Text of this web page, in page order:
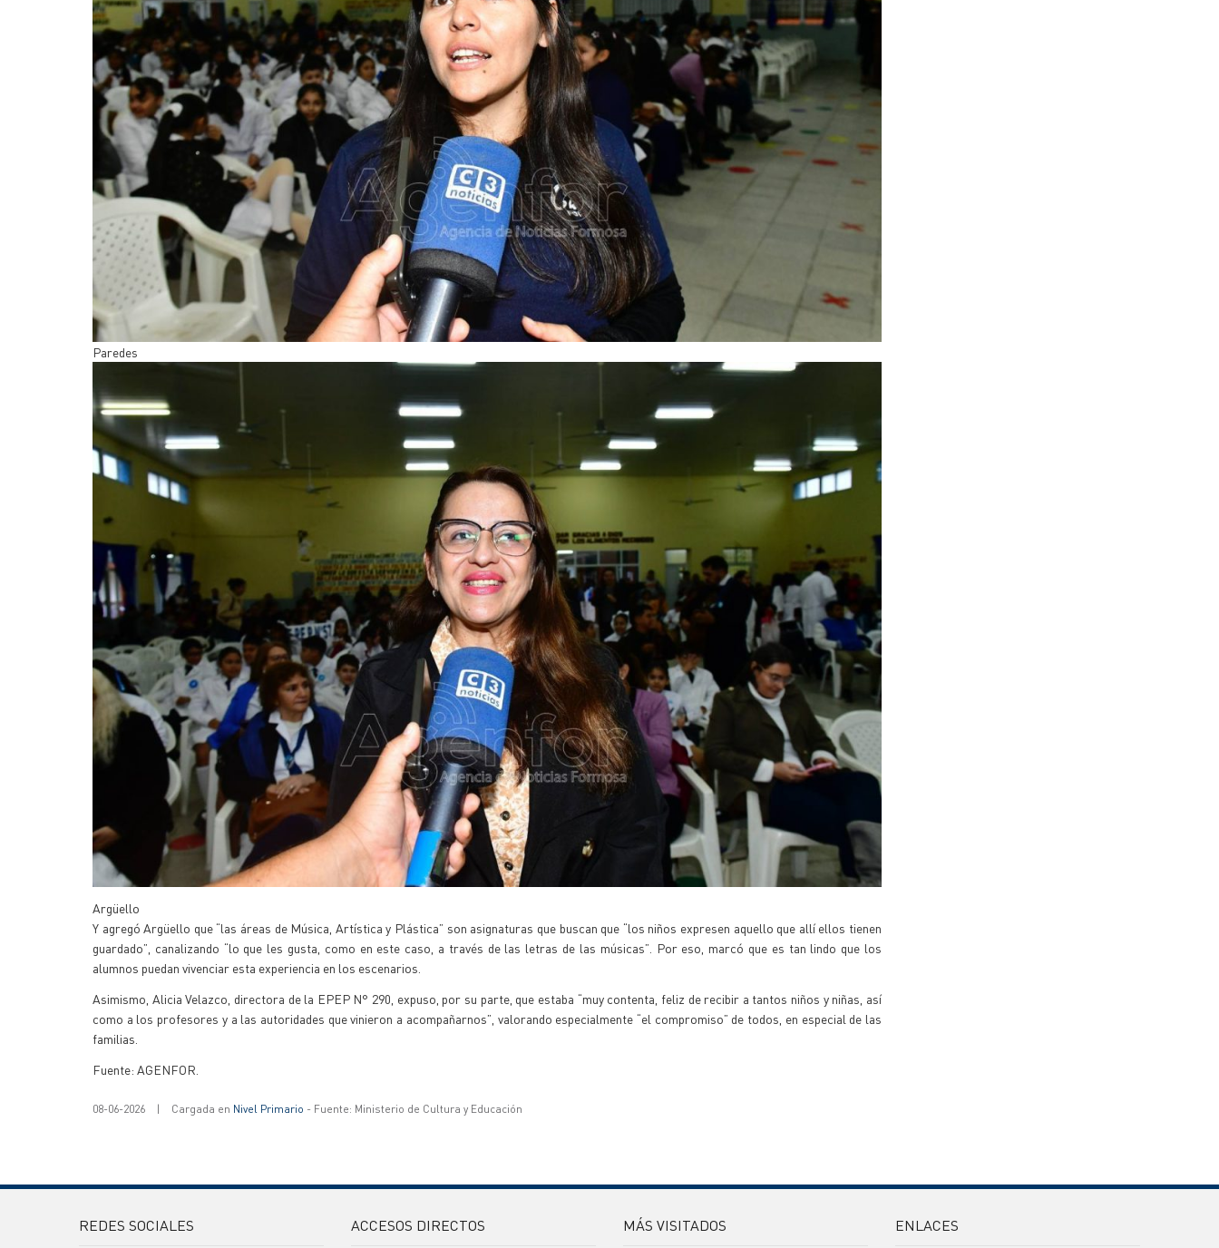
Paredes
Argüello
Y agregó Argüello que “las áreas de Música, Artística y Plástica” son asignaturas que buscan que “los niños expresen aquello que allí ellos tienen
guardado”, canalizando “lo que les gusta, como en este caso, a través de las letras de las músicas”. Por eso, marcó que es tan lindo que los
alumnos puedan vivenciar esta experiencia en los escenarios.
Asimismo, Alicia Velazco, directora de la EPEP N° 290, expuso, por su parte, que estaba “muy contenta, feliz de recibir a tantos niños y niñas, así
como a los profesores y a las autoridades que vinieron a acompañarnos”, valorando especialmente “el compromiso” de todos, en especial de las
familias.
Fuente: AGENFOR.
08-06-2026 | Cargada en Nivel Primario - Fuente: Ministerio de Cultura y Educación
REDES SOCIALES ACCESOS DIRECTOS MÁS VISITADOS ENLACES